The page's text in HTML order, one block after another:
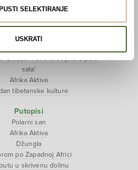
SELEKTIRANJE
USKRATI
Ljubav oko svijeta
– Hrvatska iz zraka
izložbenih postamenata
izložba ‘Put oko svijeta u pola
sata’
Afrika Aktiva
tibetanske kulture
Putopisi
Polarni san
Afrika Aktiva
Džungla
po Zapadnoj Africi
u skrivenu dolinu